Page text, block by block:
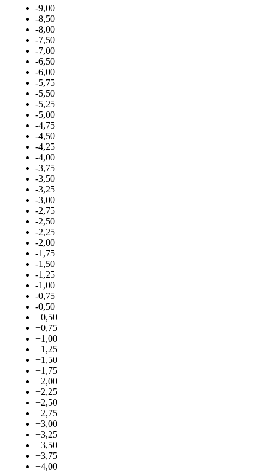
-9,00
-8,50
-8,00
-7,50
-7,00
-6,50
-6,00
-5,75
-5,50
-5,25
-5,00
-4,75
-4,50
-4,25
-4,00
-3,75
-3,50
-3,25
-3,00
-2,75
-2,50
-2,25
-2,00
-1,75
-1,50
-1,25
-1,00
-0,75
-0,50
+0,50
+0,75
+1,00
+1,25
+1,50
+1,75
+2,00
+2,25
+2,50
+2,75
+3,00
+3,25
+3,50
+3,75
+4,00